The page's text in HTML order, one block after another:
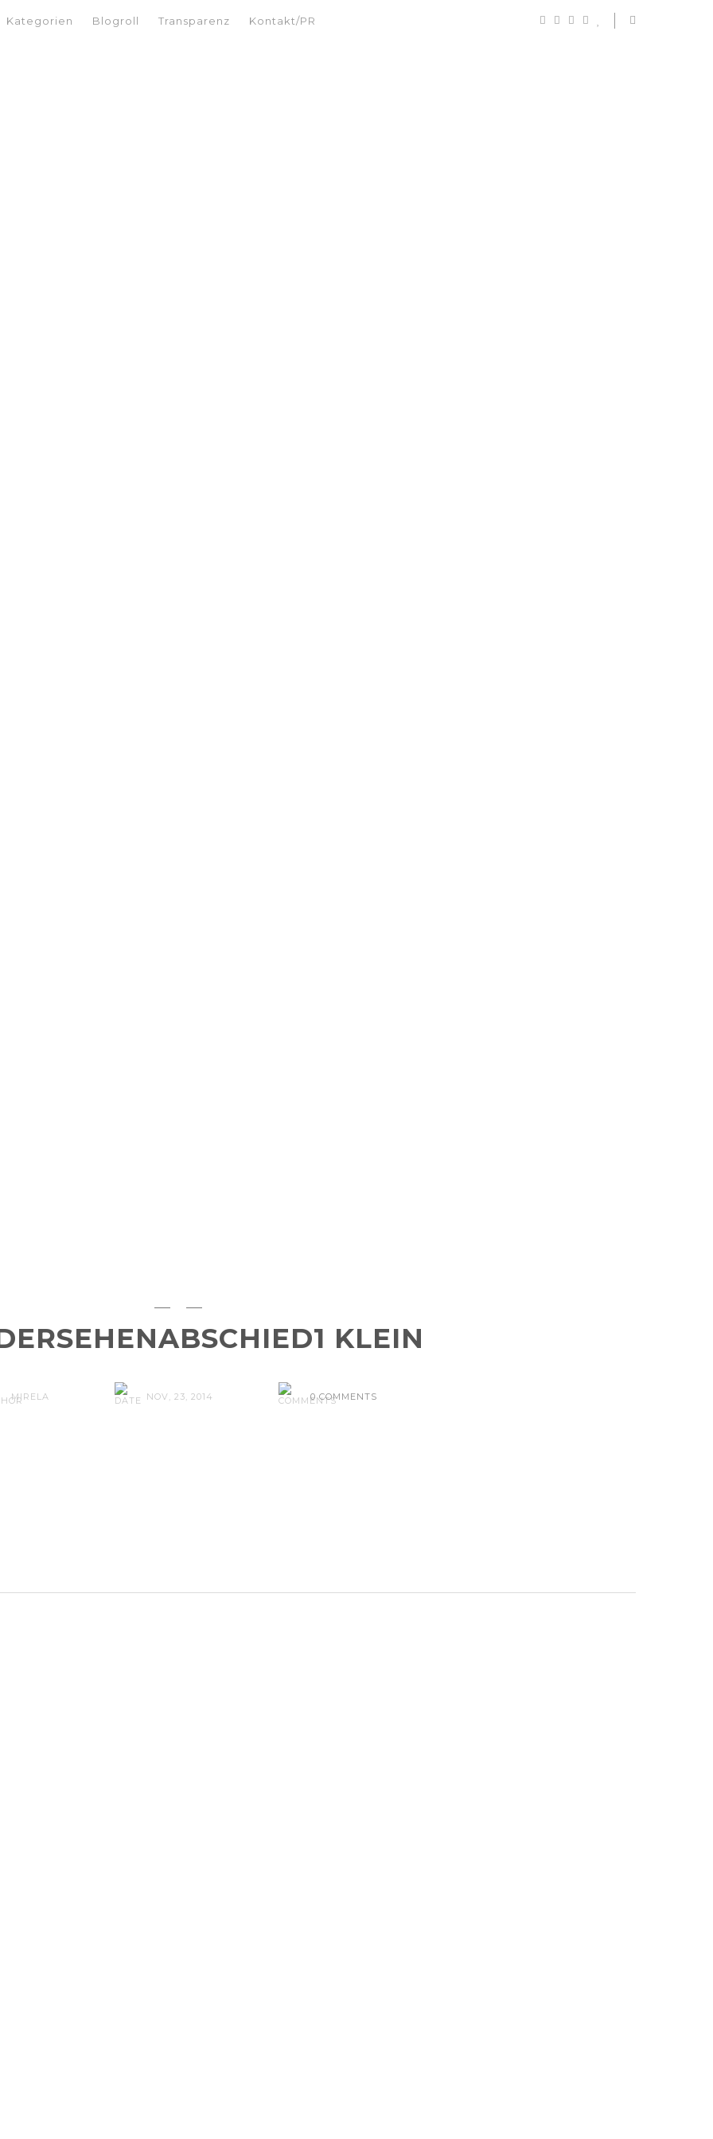
Kategorien Blogroll Transparenz Kontakt/PR
KLEIN
MIRELA NOV, 23, 2014 0 COMMENTS